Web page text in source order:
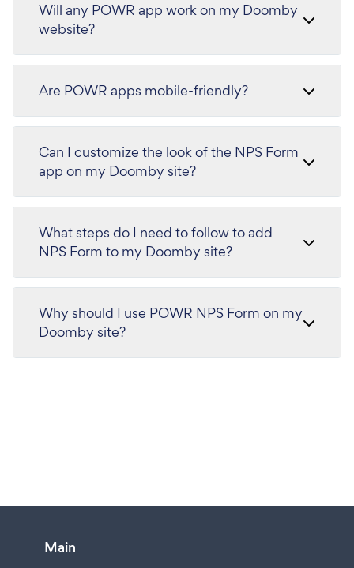
Will any POWR app work on my Doomby
website?
Are POWR apps mobile-friendly?
Can I customize the look of the NPS Form
app on my Doomby site?
What steps do I need to follow to add
NPS Form to my Doomby site?
Why should I use POWR NPS Form on my
Doomby site?
Main